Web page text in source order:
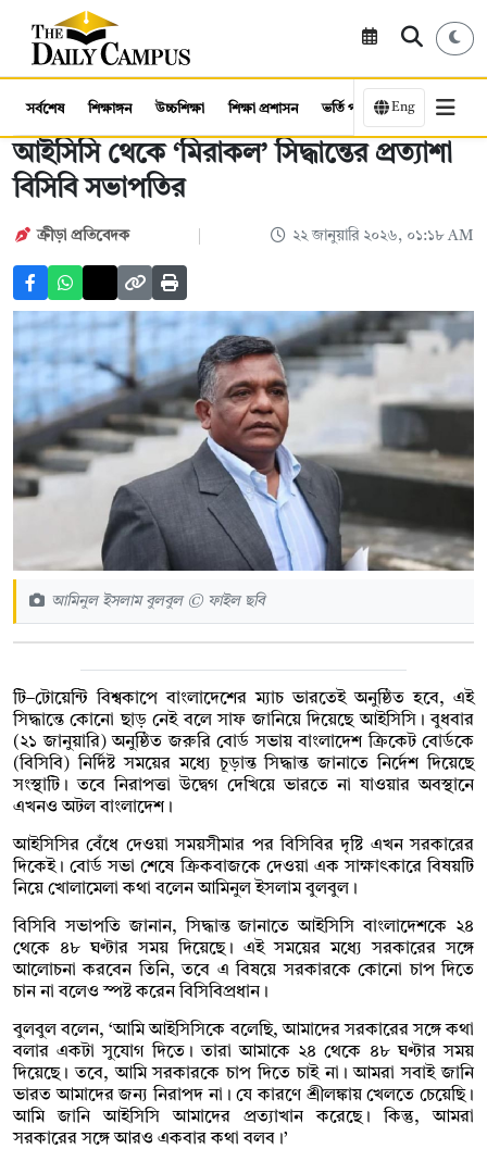
সর্বশেষ শিক্ষাঙ্গন উচ্চশিক্ষা শিক্ষা প্রশাসন ভর্তি পরীক্ষা কর্মসংস্থান
Eng
আইসিসি থেকে ‘মিরাকল’ সিদ্ধান্তের প্রত্যাশা
বিসিবি সভাপতির
ক্রীড়া প্রতিবেদক ২২ জানুয়ারি ২০২৬, ০১:১৮ AM
আমিনুল ইসলাম বুলবুল © ফাইল ছবি
টি–টোয়েন্টি বিশ্বকাপে বাংলাদেশের ম্যাচ ভারতেই অনুষ্ঠিত হবে, এই
সিদ্ধান্তে কোনো ছাড় নেই বলে সাফ জানিয়ে দিয়েছে আইসিসি। বুধবার
(২১ জানুয়ারি) অনুষ্ঠিত জরুরি বোর্ড সভায় বাংলাদেশ ক্রিকেট বোর্ডকে
(বিসিবি) নির্দিষ্ট সময়ের মধ্যে চূড়ান্ত সিদ্ধান্ত জানাতে নির্দেশ দিয়েছে
সংস্থাটি। তবে নিরাপত্তা উদ্বেগ দেখিয়ে ভারতে না যাওয়ার অবস্থানে
এখনও অটল বাংলাদেশ।
আইসিসির বেঁধে দেওয়া সময়সীমার পর বিসিবির দৃষ্টি এখন সরকারের
দিকেই। বোর্ড সভা শেষে ক্রিকবাজকে দেওয়া এক সাক্ষাৎকারে বিষয়টি
নিয়ে খোলামেলা কথা বলেন আমিনুল ইসলাম বুলবুল।
বিসিবি সভাপতি জানান, সিদ্ধান্ত জানাতে আইসিসি বাংলাদেশকে ২৪
থেকে ৪৮ ঘণ্টার সময় দিয়েছে। এই সময়ের মধ্যে সরকারের সঙ্গে
আলোচনা করবেন তিনি, তবে এ বিষয়ে সরকারকে কোনো চাপ দিতে
চান না বলেও স্পষ্ট করেন বিসিবিপ্রধান।
বুলবুল বলেন, ‘আমি আইসিসিকে বলেছি, আমাদের সরকারের সঙ্গে কথা
বলার একটা সুযোগ দিতে। তারা আমাকে ২৪ থেকে ৪৮ ঘণ্টার সময়
দিয়েছে। তবে, আমি সরকারকে চাপ দিতে চাই না। আমরা সবাই জানি
ভারত আমাদের জন্য নিরাপদ না। যে কারণে শ্রীলঙ্কায় খেলতে চেয়েছি।
আমি জানি আইসিসি আমাদের প্রত্যাখান করেছে। কিন্তু, আমরা
সরকারের সঙ্গে আরও একবার কথা বলব।’